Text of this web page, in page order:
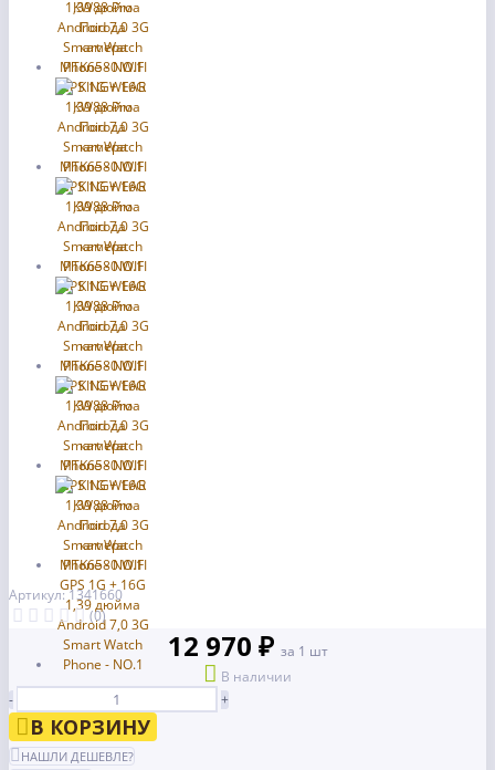
Артикул: 1341660
(0)
12 970 ₽ за 1 шт
В наличии
-
+
В КОРЗИНУ
НАШЛИ ДЕШЕВЛЕ?